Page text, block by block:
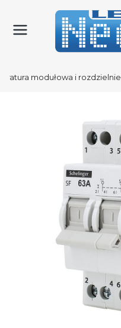
modułowa i rozdzielnie